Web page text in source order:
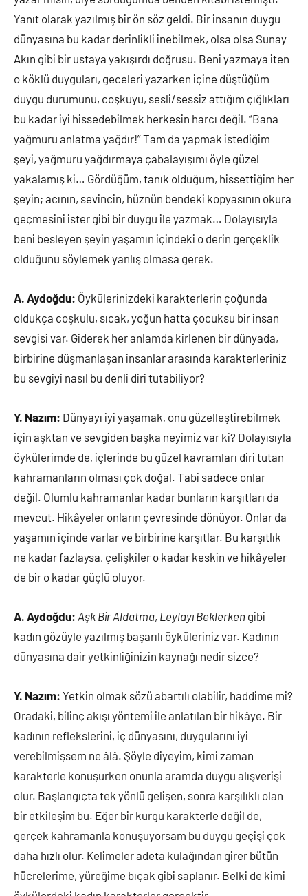
Yanıt olarak yazılmış bir ön söz geldi. Bir insanın duygu
dünyasına bu kadar derinlikli inebilmek, olsa olsa Sunay
Akın gibi bir ustaya yakışırdı doğrusu. Beni yazmaya iten
o köklü duyguları, geceleri yazarken içine düştüğüm
duygu durumunu, coşkuyu, sesli/sessiz attığım çığlıkları
bu kadar iyi hissedebilmek herkesin harcı değil. “Bana
yağmuru anlatma yağdır!” Tam da yapmak istediğim
şeyi, yağmuru yağdırmaya çabalayışımı öyle güzel
yakalamış ki… Gördüğüm, tanık olduğum, hissettiğim her
şeyin; acının, sevincin, hüznün bendeki kopyasının okura
geçmesini ister gibi bir duygu ile yazmak… Dolayısıyla
beni besleyen şeyin yaşamın içindeki o derin gerçeklik
olduğunu söylemek yanlış olmasa gerek.
A. Aydoğdu: Öykülerinizdeki karakterlerin çoğunda
oldukça coşkulu, sıcak, yoğun hatta çocuksu bir insan
sevgisi var. Giderek her anlamda kirlenen bir dünyada,
birbirine düşmanlaşan insanlar arasında karakterleriniz
bu sevgiyi nasıl bu denli diri tutabiliyor?
Y. Nazım: Dünyayı iyi yaşamak, onu güzelleştirebilmek
için aşktan ve sevgiden başka neyimiz var ki? Dolayısıyla
öykülerimde de, içlerinde bu güzel kavramları diri tutan
kahramanların olması çok doğal. Tabi sadece onlar
değil. Olumlu kahramanlar kadar bunların karşıtları da
mevcut. Hikâyeler onların çevresinde dönüyor. Onlar da
yaşamın içinde varlar ve birbirine karşıtlar. Bu karşıtlık
ne kadar fazlaysa, çelişkiler o kadar keskin ve hikâyeler
de bir o kadar güçlü oluyor.
A. Aydoğdu: Aşk Bir Aldatma, Leylayı Beklerken gibi
kadın gözüyle yazılmış başarılı öyküleriniz var. Kadının
dünyasına dair yetkinliğinizin kaynağı nedir sizce?
Y. Nazım: Yetkin olmak sözü abartılı olabilir, haddime mi?
Oradaki, bilinç akışı yöntemi ile anlatılan bir hikâye. Bir
kadının reflekslerini, iç dünyasını, duygularını iyi
verebilmişsem ne âlâ. Şöyle diyeyim, kimi zaman
karakterle konuşurken onunla aramda duygu alışverişi
olur. Başlangıçta tek yönlü gelişen, sonra karşılıklı olan
bir etkileşim bu. Eğer bir kurgu karakterle değil de,
gerçek kahramanla konuşuyorsam bu duygu geçişi çok
daha hızlı olur. Kelimeler adeta kulağından girer bütün
hücrelerime, yüreğime bıçak gibi saplanır. Belki de kimi